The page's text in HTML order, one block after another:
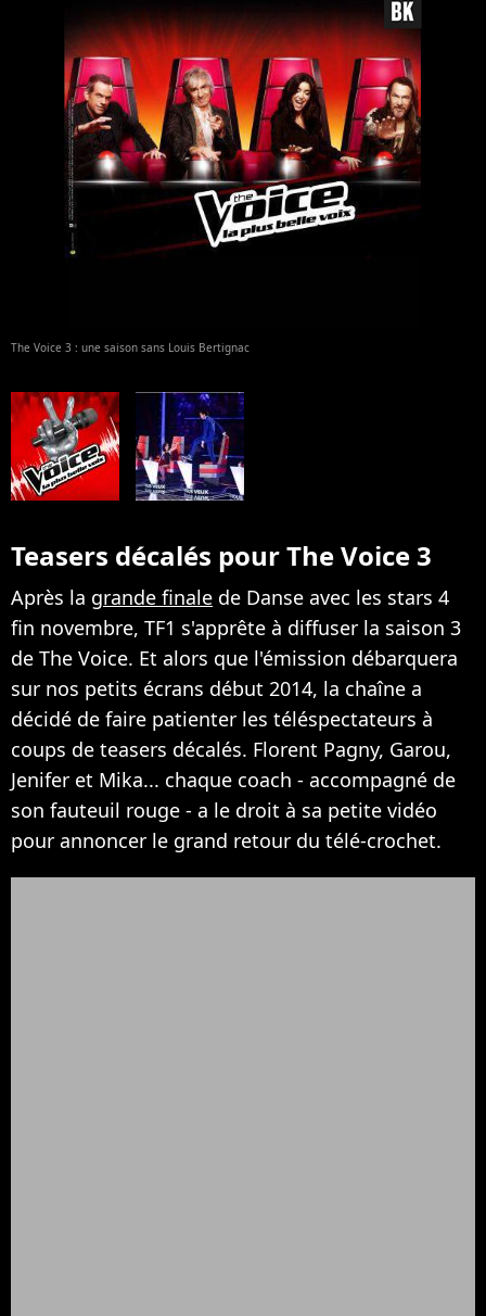
The Voice 3 : une saison sans Louis Bertignac
Teasers décalés pour The Voice 3
Après la grande finale de Danse avec les stars 4
fin novembre, TF1 s'apprête à diffuser la saison 3
de The Voice. Et alors que l'émission débarquera
sur nos petits écrans début 2014, la chaîne a
décidé de faire patienter les téléspectateurs à
coups de teasers décalés. Florent Pagny, Garou,
Jenifer et Mika... chaque coach - accompagné de
son fauteuil rouge - a le droit à sa petite vidéo
pour annoncer le grand retour du télé-crochet.